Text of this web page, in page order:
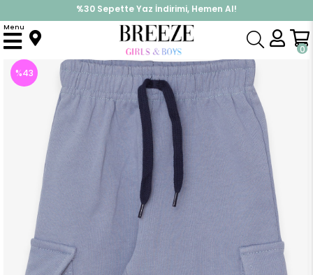
%30 Sepette Yaz İndirimi, Hemen Al!
İndirimlere ek %10 İndirimi Kap, Hemen Üye Ol!
0
Menu
Anasayfa Alt Giyim Eşofman Altı Erkek Çocuk Eşofman Altı Kargo Cepli Buz Mavisi (6 Yaş)
%43